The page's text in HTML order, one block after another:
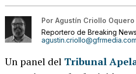
Por Agustín Criollo Oquero
Reportero de Breaking News
agustin.criollo@gfrmedia.com
Un panel del Tribunal